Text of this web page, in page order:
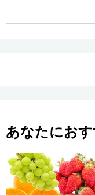
あなたにお